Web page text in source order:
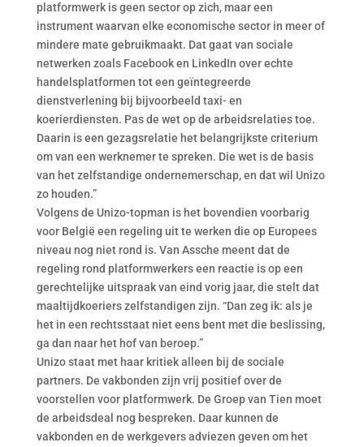
platformwerk is geen sector op zich, maar een
instrument waarvan elke economische sector in meer of
mindere mate gebruikmaakt. Dat gaat van sociale
netwerken zoals Facebook en LinkedIn over echte
handelsplatformen tot een geïntegreerde
dienstverlening bij bijvoorbeeld taxi- en
koerierdiensten. Pas de wet op de arbeidsrelaties toe.
Daarin is een gezagsrelatie het belangrijkste criterium
om van een werknemer te spreken. Die wet is de basis
van het zelfstandige ondernemerschap, en dat wil Unizo
zo houden.”
Volgens de Unizo-topman is het bovendien voorbarig
voor België een regeling uit te werken die op Europees
niveau nog niet rond is. Van Assche meent dat de
regeling rond platformwerkers een reactie is op een
gerechtelijke uitspraak van eind vorig jaar, die stelt dat
maaltijdkoeriers zelfstandigen zijn. “Dan zeg ik: als je
het in een rechtsstaat niet eens bent met die beslissing,
ga dan naar het hof van beroep.”
Unizo staat met haar kritiek alleen bij de sociale
partners. De vakbonden zijn vrij positief over de
voorstellen voor platformwerk. De Groep van Tien moet
de arbeidsdeal nog bespreken. Daar kunnen de
vakbonden en de werkgevers adviezen geven om het